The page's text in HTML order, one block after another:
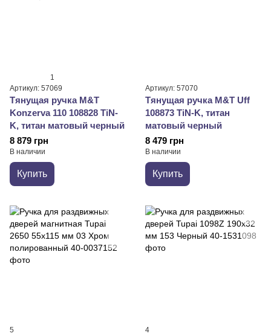
1
Артикул: 57069
Тянущая ручка M&T
Konzerva 110 108828 TiN-
K, титан матовый черный
8 879 грн
В наличии
Купить
Артикул: 57070
Тянущая ручка M&T Uff
108873 TiN-K, титан
матовый черный
8 479 грн
В наличии
Купить
5
4